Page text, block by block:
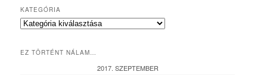
KATEGÓRIA
K
e
EZ TÖRTÉNT NÁLAM…
2017. SZEPTEMBER